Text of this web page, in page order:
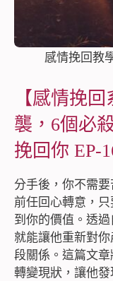
感情挽回教
【感情挽
襲，6個必
挽回你 EP-
分手後，你不需
前任回心轉意，
到你的價值。透
就能讓他重新對
段關係。這篇文
轉變現狀，讓他